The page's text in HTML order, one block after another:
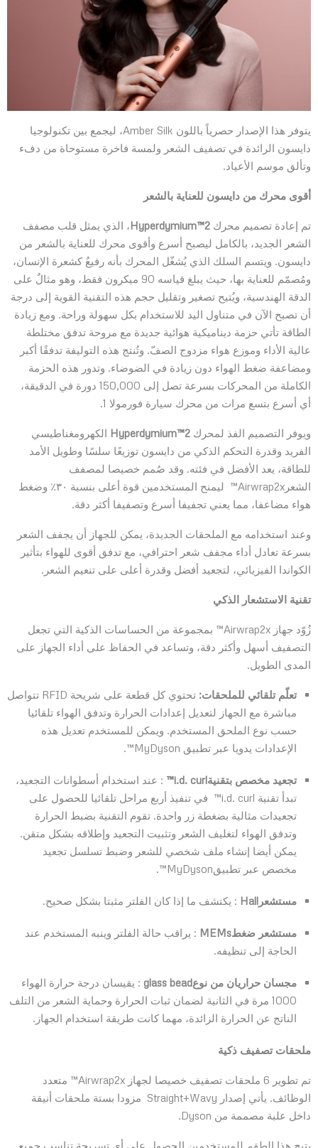
يتوفر هذا الإصدار حصرياً باللون Amber Silk، ليجمع بين تكنولوجيا
دايسون الرائدة في تصفيف الشعر ولمسة فاخرة مستوحاة من دفء
وتألق موسم الأعياد.
أقوى محرك من دايسون للعناية بالشعر
تم إعادة تصميم محرك Hyperdymium™2، الذي يمثل قلب مصفف
الشعر الجديد، بالكامل ليصبح أسرع وأقوى محرك للعناية بالشعر من
دايسون. ويتسم السلك الذي يُشغّل المحرك بأنه رفيعٌ كشعرة الإنسان،
ومُصمّم للعناية بها، حيث يبلغ قياسه 90 ميكرون فقط، وهو مثالٌ على
الدقة الهندسية، ويُتيح تصغير وتقليل حجم هذه التقنية القوية إلى درجة
أن تصبح الآن في متناول اليد للاستخدام بكل سهولة وراحة. ومع زيادة
الطاقة تأتي حزمة ديناميكية هوائية جديدة مع مروحة تدفق مختلطة
عالية الأداء وموزع هواء مزدوج الصفّ. وتُنتج هذه التوليفة تدفقًا أكبر
ومضاعفة ضغط الهواء دون زيادة في الضوضاء. وتدور هذه الحزمة
الكاملة من المحركات بسرعة تصل إلى 150,000 دورة في الدقيقة،
أي أسرع بتسع مرات من محرك سيارة فورمولا 1.
ويوفر التصميم الفذ لمحرك Hyperdymium™2 الكهرومغناطيسي
الفريد وقدرة التحكم الذكي من دايسون توزيعًا سلسًا وطويل الأمد
للطاقة، يعد الأفضل في فئته. وقد صُمم خصيصا لمصفف
الشعرAirwrap2x™ ليمنح المستخدمين قوة أعلى بنسبة ٣٠٪ وضغط
هواء مضاعفا، مما يعني تجفيفا أسرع وتصفيفا أكثر دقة.
وعند استخدامه مع الملحقات الجديدة، يمكن للجهاز أن يجفف الشعر
بسرعة تعادل أداء مجفف شعر احترافي، مع تدفق أقوى للهواء بتأثير
الكواندا الفيزيائي، لتجعيد أفضل وقدرة أعلى على تنعيم الشعر.
تقنية الاستشعار الذكي
زُوّد جهاز Airwrap2x™ بمجموعة من الحساسات الذكية التي تجعل
التصفيف أسهل وأكثر دقة، وتساعد في الحفاظ على أداء الجهاز على
المدى الطويل.
تعلّم تلقائي للملحقات:
تحتوي كل قطعة على شريحة RFID تتواصل
مباشرة مع الجهاز لتعديل إعدادات الحرارة وتدفق الهواء تلقائيا
حسب نوع الملحق المستخدم. ويمكن للمستخدم تعديل هذه
الإعدادات يدويا عبر تطبيق MyDyson™.
تجعيد مخصص بتقنيةi.d. curl™
: عند استخدام أسطوانات التجعيد،
تبدأ تقنية i.d. curl™ في تنفيذ أربع مراحل تلقائيا للحصول على
تجعيدات مثالية بضغطة زر واحدة. تقوم التقنية بضبط الحرارة
وتدفق الهواء لتغليف الشعر وتثبيت التجعيد وإطلاقه بشكل متقن.
يمكن أيضا إنشاء ملف شخصي للشعر وضبط تسلسل تجعيد
مخصص عبر تطبيقMyDyson™.
مستشعر Hall : يكتشف ما إذا كان الفلتر مثبتا بشكل صحيح.
مستشعر ضغطMEMs : يراقب حالة الفلتر وينبه المستخدم عند
الحاجة إلى تنظيفه.
مجسان حراريان من نوعglass bead : يقيسان درجة حرارة الهواء
1000 مرة في الثانية لضمان ثبات الحرارة وحماية الشعر من التلف
الناتج عن الحرارة الزائدة، مهما كانت طريقة استخدام الجهاز.
ملحقات تصفيف ذكية
تم تطوير 6 ملحقات تصفيف خصيصا لجهاز Airwrap2x™ متعدد
الوظائف. يأتي إصدار Straight+Wavy مزودا بستة ملحقات أنيقة
داخل علبة مصممة من Dyson.
يتيح هذا الطقم للمستخدمين الحصول على أي تسريحة تناسب جميع